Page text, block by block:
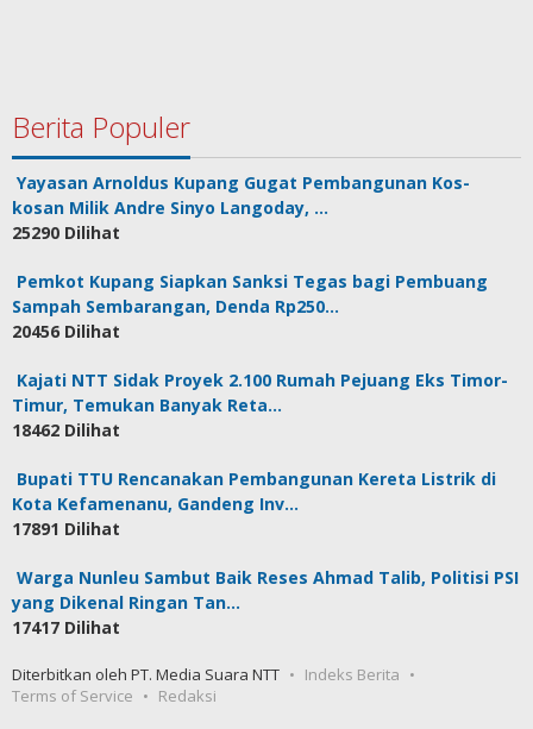
Berita Populer
Yayasan Arnoldus Kupang Gugat Pembangunan Kos-
kosan Milik Andre Sinyo Langoday, …
25290 Dilihat
Pemkot Kupang Siapkan Sanksi Tegas bagi Pembuang
Sampah Sembarangan, Denda Rp250…
20456 Dilihat
Kajati NTT Sidak Proyek 2.100 Rumah Pejuang Eks Timor-
Timur, Temukan Banyak Reta…
18462 Dilihat
Bupati TTU Rencanakan Pembangunan Kereta Listrik di
Kota Kefamenanu, Gandeng Inv…
17891 Dilihat
Warga Nunleu Sambut Baik Reses Ahmad Talib, Politisi PSI
yang Dikenal Ringan Tan…
17417 Dilihat
Diterbitkan oleh PT. Media Suara NTT
Indeks Berita
Terms of Service
Redaksi